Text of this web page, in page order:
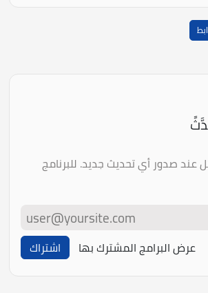
عند صدور أي تحديث جديد. للبرنامج
عرض البرامج المشترك بها اشتراك